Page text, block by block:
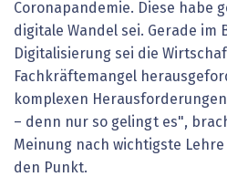
Coronapandemie. Diese habe
digitale Wandel sei. Gerade im
Digitalisierung sei die
Fachkräftemangel
komplexen
– denn nur so gelingt es",
Meinung nach wichtigste
den Punkt.